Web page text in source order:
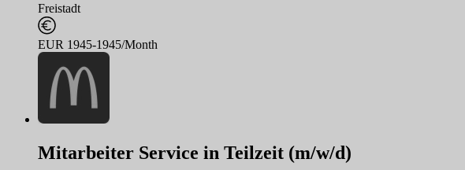
Freistadt
EUR 1945-1945/Month
Mitarbeiter Service in Teilzeit (m/w/d)